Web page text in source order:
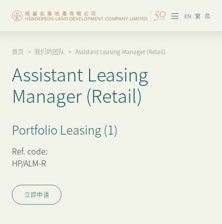
EN 繁 简
集团概览
投资者资讯
香港物业
内地物业
企业管治
我们的团队
首页 > 我们的团队 > Assistant Leasing Manager (Retail)
Assistant Leasing
Manager (Retail)
Portfolio Leasing (1)
Ref. code:
HP/ALM-R
立即申请